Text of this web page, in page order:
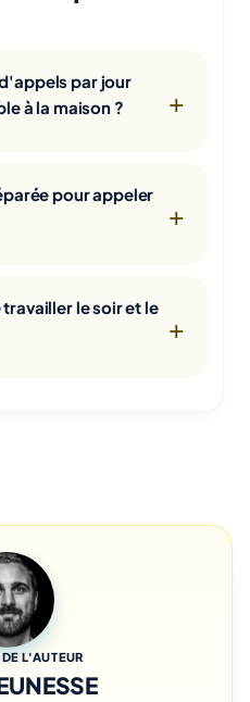
par jour
à la maison ?
pour appeler
le soir et le
L'AUTEUR